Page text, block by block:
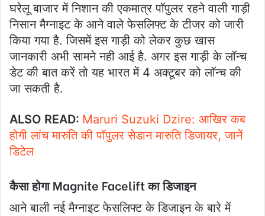
घरेलू बाजार में निशान की एकमात्र पॉपुलर रहने वाली गाड़ी
निसान मैग्नाइट के आने वाले फेसलिफ्ट के टीजर को जारी
किया गया है. जिसमें इस गाड़ी को लेकर कुछ खास
जानकारी अभी सामने नही आई है. अगर इस गाड़ी के लॉन्च
डेट की बात करें तो यह भारत में 4 अक्टूबर को लॉन्च की
जा सकती है.
ALSO READ: Maruri Suzuki Dzire: आखिर कब
होगी लांच मारुति की पॉपुलर सेडान मारुति डिजायर, जानें
डिटेल
कैसा होगा Magnite Facelift का डिजाइन
आने बाली नई मैग्नाइट फेसलिफ्ट के डिजाइन के बारे में